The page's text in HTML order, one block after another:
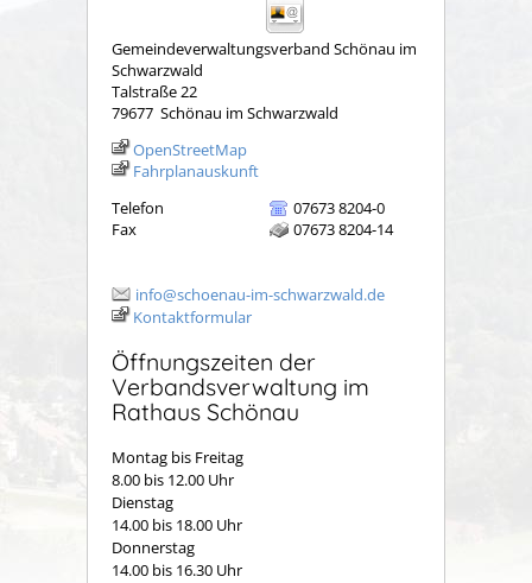
Gemeindeverwaltungsverband Schönau im
Schwarzwald
Talstraße 22
79677 Schönau im Schwarzwald
OpenStreetMap
Fahrplanauskunft
Telefon
07673 8204-0
Fax
07673 8204-14
info@schoenau-im-schwarzwald.de
Kontaktformular
Öffnungszeiten der
Verbandsverwaltung im
Rathaus Schönau
Montag bis Freitag
8.00 bis 12.00 Uhr
Dienstag
14.00 bis 18.00 Uhr
Donnerstag
14.00 bis 16.30 Uhr